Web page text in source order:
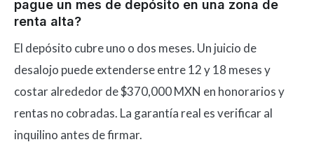
pague un mes de depósito en una zona de
renta alta?
El depósito cubre uno o dos meses. Un juicio de
desalojo puede extenderse entre 12 y 18 meses y
costar alrededor de $370,000 MXN en honorarios y
rentas no cobradas. La garantía real es verificar al
inquilino antes de firmar.